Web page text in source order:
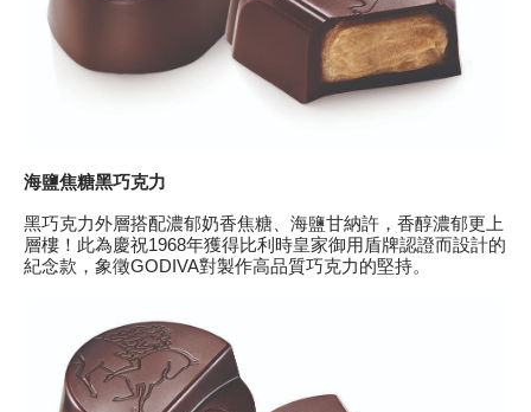
海鹽焦糖黑巧克力
黑巧克力外層搭配濃郁奶香焦糖、海鹽甘納許，香醇濃郁更上
層樓！此為慶祝1968年獲得比利時皇家御用盾牌認證而設計的
紀念款，象徵GODIVA對製作高品質巧克力的堅持。